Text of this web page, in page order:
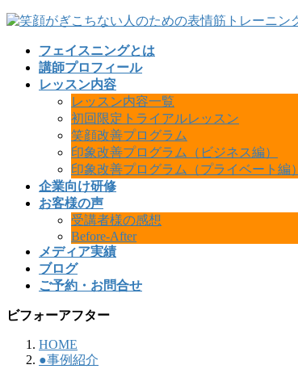
フェイスニングとは
講師プロフィール
レッスン内容
レッスン内容一覧
初回限定トライアルレッスン
笑顔改善プログラム
印象改善プログラム（ビジネス編）
印象改善プログラム（プライベート編）
企業向け研修
お客様の声
受講者様の感想
Before-After
メディア実績
ブログ
ご予約・お問合せ
ビフォーアフター
HOME
●事例紹介